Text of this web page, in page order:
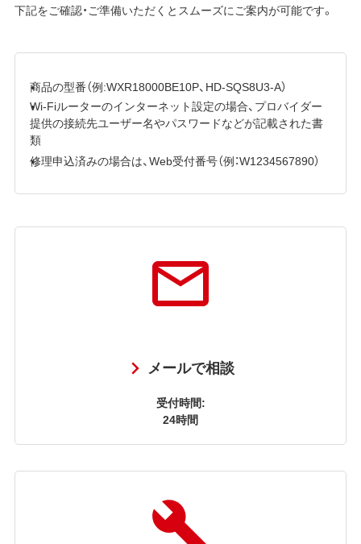
下記をご確認・ご準備いただくとスムーズにご案内が可能です。
商品の型番（例:WXR18000BE10P、HD-SQS8U3-A）
Wi-Fiルーターのインターネット設定の場合、プロバイダー
提供の接続先ユーザー名やパスワードなどが記載された書
類
修理申込済みの場合は、Web受付番号（例：W1234567890）
メールで相談
受付時間:
24時間